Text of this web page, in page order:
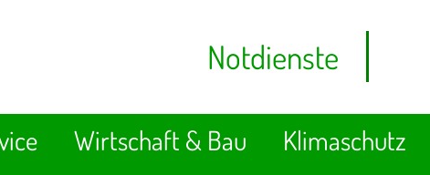
Notdienste
Wirtschaft & Bau Klimaschutz